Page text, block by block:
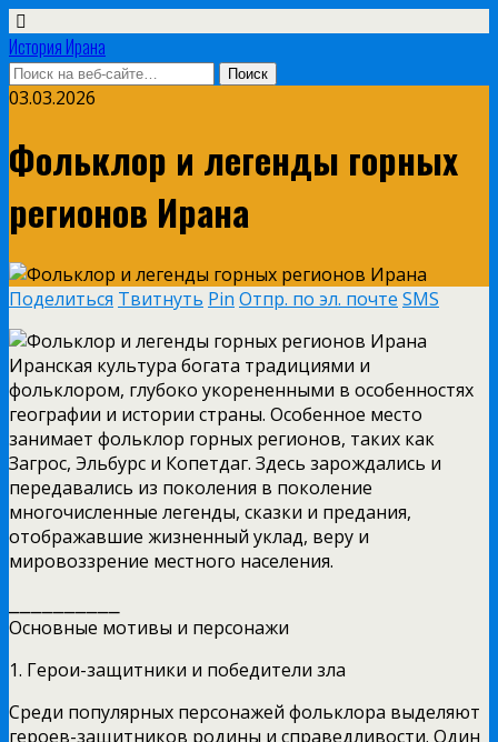
История Ирана
03.03.2026
Фольклор и легенды горных
регионов Ирана
Поделиться Твитнуть Pin Отпр. по эл. почте SMS
Иранская культура богата традициями и
фольклором, глубоко укорененными в особенностях
географии и истории страны. Особенное место
занимает фольклор горных регионов, таких как
Загрос, Эльбурс и Копетдаг. Здесь зарождались и
передавались из поколения в поколение
многочисленные легенды, сказки и предания,
отображавшие жизненный уклад, веру и
мировоззрение местного населения.
Основные мотивы и персонажи
1. Герои-защитники и победители зла
Среди популярных персонажей фольклора выделяют
героев-защитников родины и справедливости. Один